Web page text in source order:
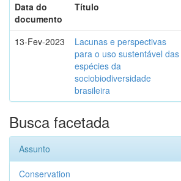
Data do
documento
Título
13-Fev-2023
Lacunas e perspectivas
para o uso sustentável das
espécies da
sociobiodiversidade
brasileira
Busca facetada
Assunto
Conservation